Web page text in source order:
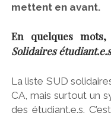
mettent en avant.
En quelques
Solidaires
La liste SUD
CA, mais surtout un
des étudiant.e.s.